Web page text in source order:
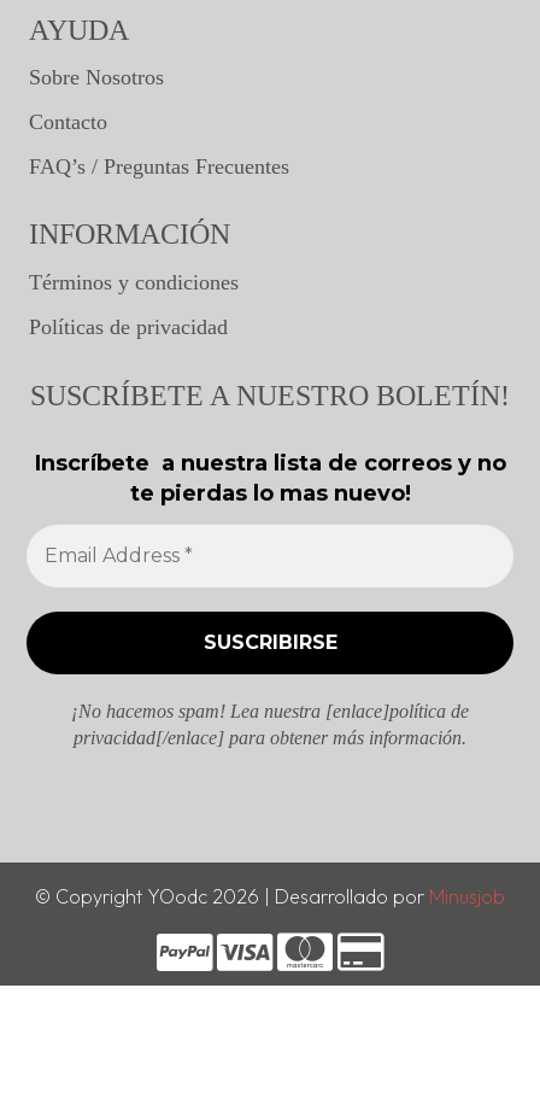
AYUDA
Sobre Nosotros
Contacto
FAQ’s / Preguntas Frecuentes
INFORMACIÓN
Términos y condiciones
Políticas de privacidad
SUSCRÍBETE A NUESTRO BOLETÍN!
Inscríbete a nuestra lista de correos y no
te pierdas lo mas nuevo!
¡No hacemos spam! Lea nuestra [enlace]política de
privacidad[/enlace] para obtener más información.
© Copyright YOodc 2026 | Desarrollado por Minusjob